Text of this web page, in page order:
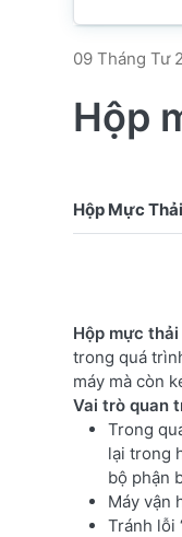
09 Tháng Tư
Hộp
Hộp mực
trong quá
máy mà còn
Vai trò quan
Trong
lại trong
bộ phận
Máy vận
Tránh lỗi